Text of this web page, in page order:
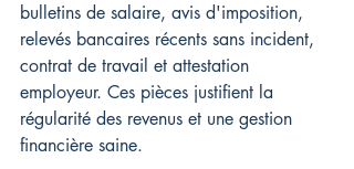
bulletins de salaire, avis d'imposition,
relevés bancaires récents sans incident,
contrat de travail et attestation
employeur. Ces pièces justifient la
régularité des revenus et une gestion
financière saine.